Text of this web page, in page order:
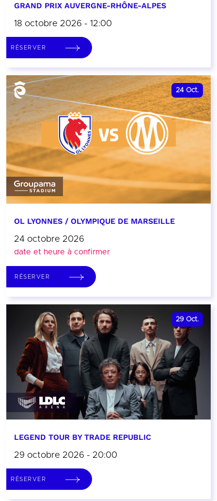
GRAND PRIX AUVERGNE-RHÔNE-ALPES
18 octobre 2026 - 12:00
RÉSERVER
24 Oct.
OL LYONNES / OLYMPIQUE DE MARSEILLE
24 octobre 2026
date et heure à confirmer
RÉSERVER
29 Oct.
LEGEND TOUR BY TRADE REPUBLIC
29 octobre 2026 - 20:00
RÉSERVER